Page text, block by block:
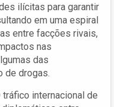
ilícitas para garantir
em uma espiral
entre facções rivais,
nas
das
de drogas.
internacional de